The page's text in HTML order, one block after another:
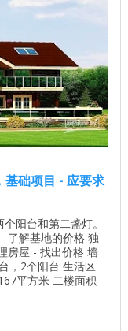
基础项目 - 应要求
阳台和第二盏灯。
了解基地的价格 独
房屋 - 找出价格 墙
，2个阳台 生活区
平方米 二楼面积
墙壁材料，其他选
分 3D全景的木屋